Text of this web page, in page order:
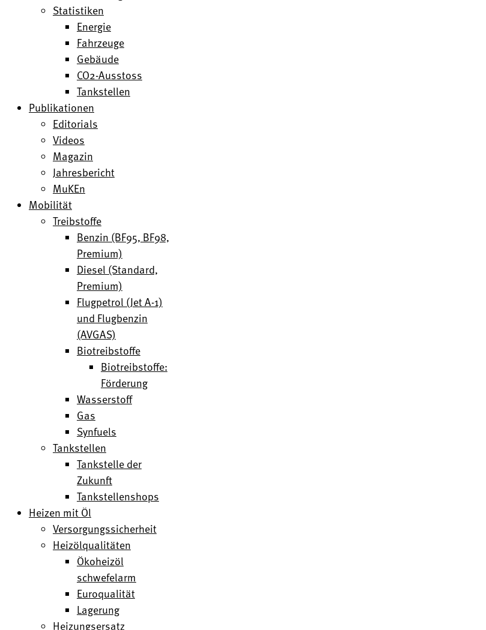
Statistiken
Energie
Fahrzeuge
Gebäude
CO2-Ausstoss
Tankstellen
Publikationen
Editorials
Videos
Magazin
Jahresbericht
MuKEn
Mobilität
Treibstoffe
Benzin (BF95, BF98,
Premium)
Diesel (Standard,
Premium)
Flugpetrol (Jet A-1)
und Flugbenzin
(AVGAS)
Biotreibstoffe
Biotreibstoffe:
Förderung
Wasserstoff
Gas
Synfuels
Tankstellen
Tankstelle der
Zukunft
Tankstellenshops
Heizen mit Öl
Versorgungssicherheit
Heizölqualitäten
Ökoheizöl
schwefelarm
Euroqualität
Lagerung
Heizungsersatz